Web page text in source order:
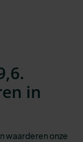
in
waarderen onze